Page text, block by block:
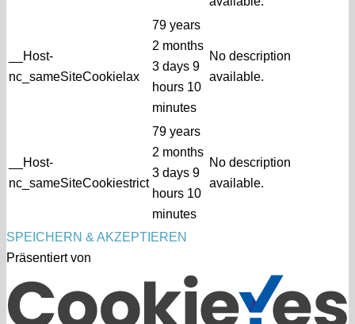
__Host-
nc_sameSiteCookielax
79 years
2 months
3 days 9
hours 10
minutes
No description
available.
__Host-
nc_sameSiteCookiestrict
79 years
2 months
3 days 9
hours 10
minutes
No description
available.
SPEICHERN & AKZEPTIEREN
Präsentiert von